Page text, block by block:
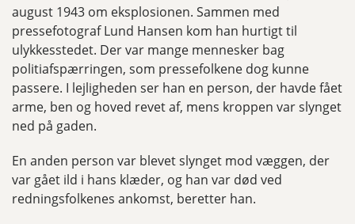
august 1943 om eksplosionen. Sammen med
pressefotograf Lund Hansen kom han hurtigt til
ulykkesstedet. Der var mange mennesker bag
politiafspærringen, som pressefolkene dog kunne
passere. I lejligheden ser han en person, der havde fået
arme, ben og hoved revet af, mens kroppen var slynget
ned på gaden.
En anden person var blevet slynget mod væggen, der
var gået ild i hans klæder, og han var død ved
redningsfolkenes ankomst, beretter han.